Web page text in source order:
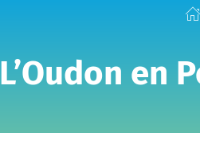
L’Oudon en